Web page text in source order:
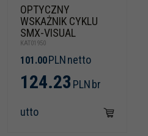
OPTYCZNY
WSKAŻNIK CYKLU
SMX-VISUAL
KAT01950
101.00PLNnetto
124.23 PLNbr
utto